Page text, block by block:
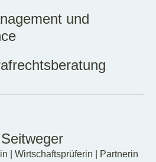
und
| Wirtschaftsprüferin | Partnerin